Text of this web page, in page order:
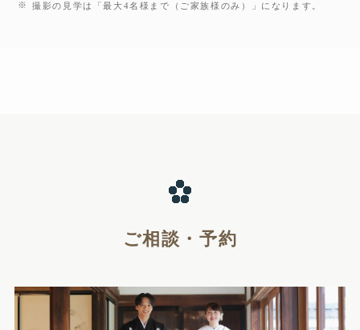
撮影の見学は「最大4名様まで（ご家族様のみ）」になります。
ご相談・予約